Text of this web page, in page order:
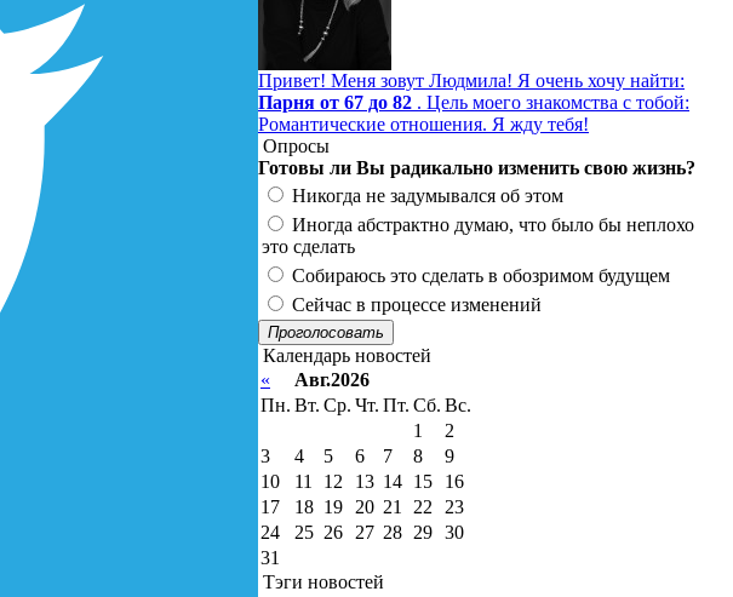
Привет! Меня зовут Людмила! Я очень хочу найти:
Парня от 67 до 82 . Цель моего знакомства с тобой:
Романтические отношения. Я жду тебя!
Опросы
Готовы ли Вы радикально изменить свою жизнь?
Никогда не задумывался об этом
Иногда абстрактно думаю, что было бы неплохо
это сделать
Собираюсь это сделать в обозримом будущем
Сейчас в процессе изменений
Проголосовать
Календарь новостей
«
Авг.2026
Пн. Вт. Ср. Чт. Пт. Сб. Вс.
1
2
3
4 5 6 7 8
9
10
11 12 13 14 15
16
17
18 19 20 21 22
23
24
25 26 27 28 29 30
31
Тэги новостей